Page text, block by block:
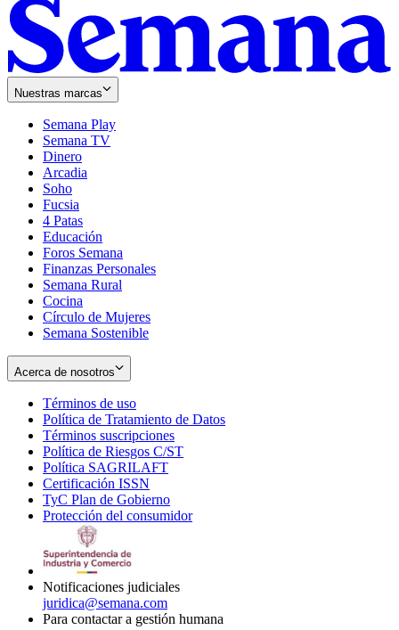
Nuestras marcas
Semana Play
Semana TV
Dinero
Arcadia
Soho
in
new
window
Fucsia
in
new
window
4 Patas
Educación
Foros Semana
Finanzas Personales
Semana Rural
Cocina
Círculo de Mujeres
Semana Sostenible
Acerca de nosotros
Términos de uso
in
new
window
Política de Tratamiento de Datos
Términos suscripciones
in
Política de Riesgos C/ST
Política SAGRILAFT
new
window
Certificación ISSN
in
new
TyC Plan de Gobierno
in
Protección del consumidorOpens
Notificaciones judiciales
juridica@semana.com
Para contactar a gestión humana